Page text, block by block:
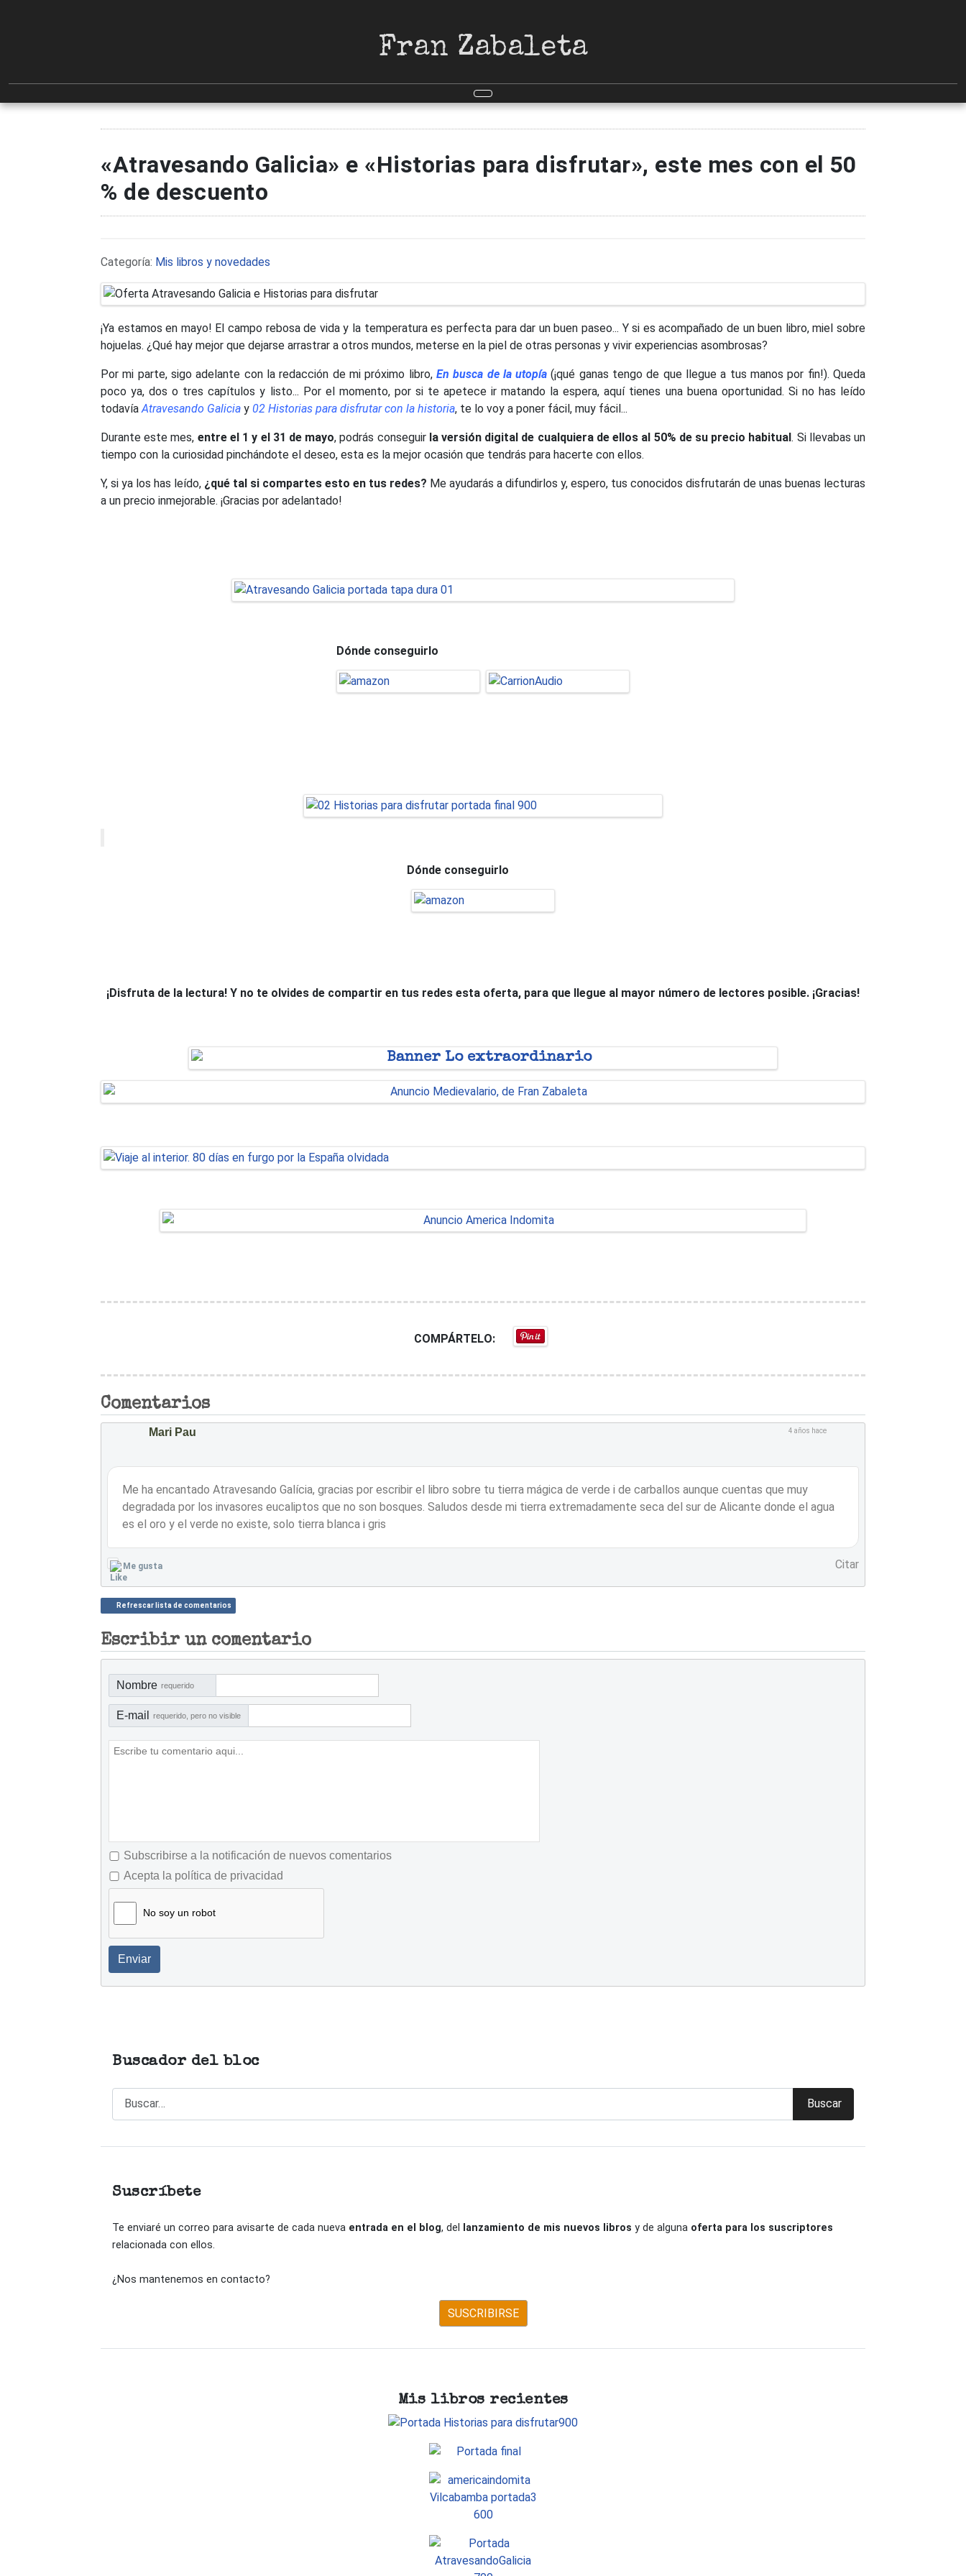
Fran Zabaleta
«Atravesando Galicia» e «Historias para disfrutar», este mes con el 50
% de descuento
Detalles
Categoría: Mis libros y novedades
¡Ya estamos en mayo! El campo rebosa de vida y la temperatura es perfecta para dar un buen paseo... Y si es acompañado de un buen libro, miel sobre
hojuelas. ¿Qué hay mejor que dejarse arrastrar a otros mundos, meterse en la piel de otras personas y vivir experiencias asombrosas?
Por mi parte, sigo adelante con la redacción de mi próximo libro, En busca de la utopía (¡qué ganas tengo de que llegue a tus manos por fin!). Queda
poco ya, dos o tres capítulos y listo... Por el momento, por si te apetece ir matando la espera, aquí tienes una buena oportunidad. Si no has leído
todavía Atravesando Galicia y 02 Historias para disfrutar con la historia, te lo voy a poner fácil, muy fácil...
Durante este mes, entre el 1 y el 31 de mayo, podrás conseguir la versión digital de cualquiera de ellos al 50% de su precio habitual. Si llevabas un
tiempo con la curiosidad pinchándote el deseo, esta es la mejor ocasión que tendrás para hacerte con ellos.
Y, si ya los has leído, ¿qué tal si compartes esto en tus redes? Me ayudarás a difundirlos y, espero, tus conocidos disfrutarán de unas buenas lecturas
a un precio inmejorable. ¡Gracias por adelantado!
Dónde conseguirlo
Dónde conseguirlo
¡Disfruta de la lectura! Y no te olvides de compartir en tus redes esta oferta, para que llegue al mayor número de lectores posible. ¡Gracias!
COMPÁRTELO:
Comentarios
Mari Pau 4 años hace
Me ha encantado Atravesando Galícia, gracias por escribir el libro sobre tu tierra mágica de verde i de carballos aunque cuentas que muy
degradada por los invasores eucaliptos que no son bosques. Saludos desde mi tierra extremadamente seca del sur de Alicante donde el agua
es el oro y el verde no existe, solo tierra blanca i gris
Me gusta Citar
Refrescar lista de comentarios
Escribir un comentario
Nombre requerido
E-mail requerido, pero no visible
Subscribirse a la notificación de nuevos comentarios
Acepta la política de privacidad
No soy un robot
Enviar
Buscador del bloc
Buscar
Suscríbete
Te enviaré un correo para avisarte de cada nueva entrada en el blog, del lanzamiento de mis nuevos libros y de alguna oferta para los suscriptores
relacionada con ellos.
¿Nos mantenemos en contacto?
SUSCRIBIRSE
Mis libros recientes